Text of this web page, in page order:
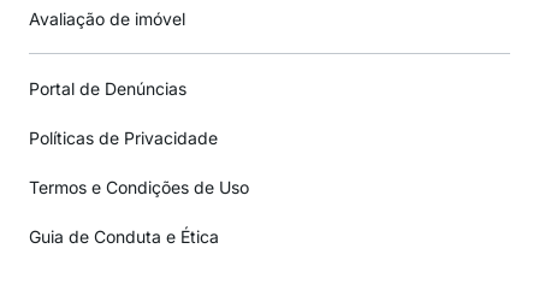
Avaliação de imóvel
Portal de Denúncias
Políticas de Privacidade
Termos e Condições de Uso
Guia de Conduta e Ética